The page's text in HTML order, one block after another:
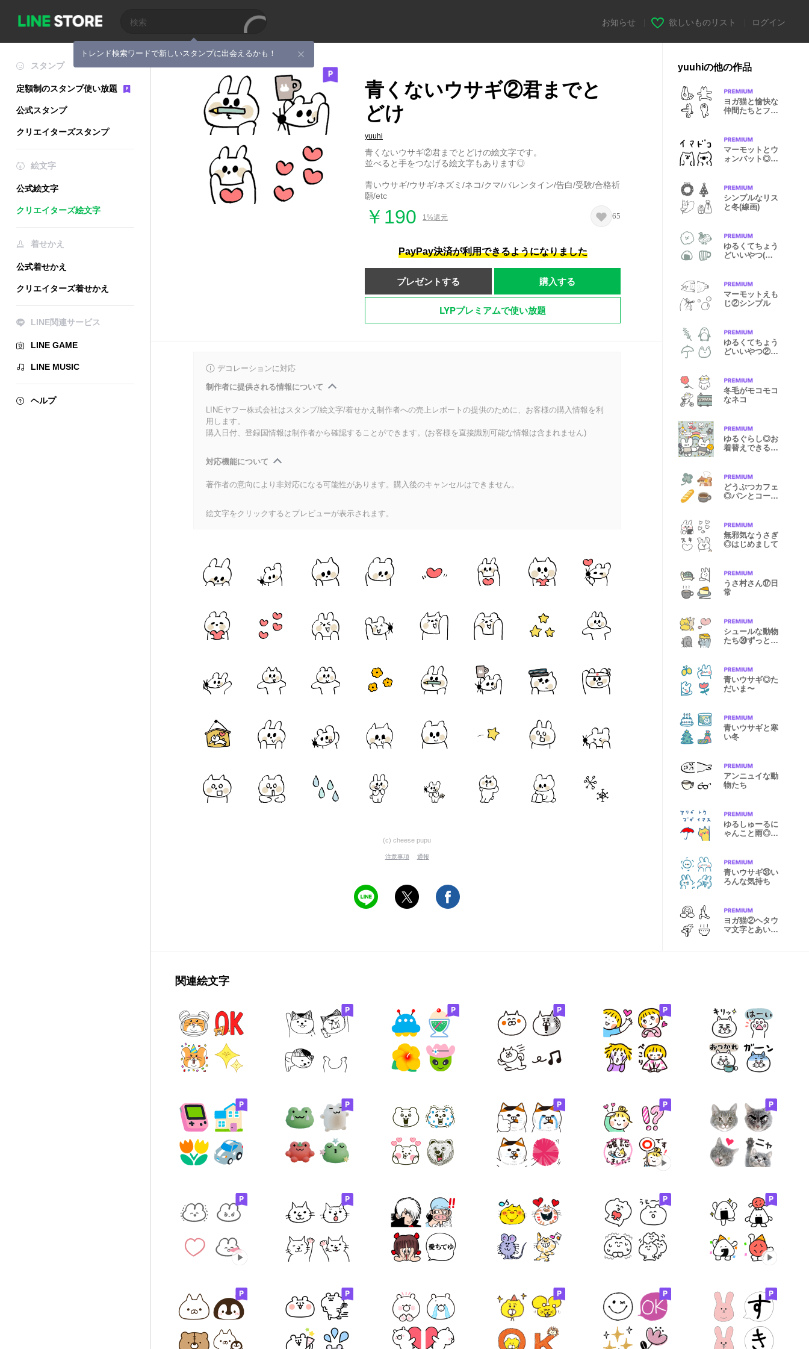
トレンド検索ワードで新しいスタンプに出会えるかも！
お知らせ 欲しいものリスト ログイン
スタンプ
定額制のスタンプ使い放題
公式スタンプ
クリエイターズスタンプ
絵文字
公式絵文字
クリエイターズ絵文字
着せかえ
公式着せかえ
クリエイターズ着せかえ
LINE関連サービス
LINE GAME
LINE MUSIC
ヘルプ
青くないウサギ②君までと
どけ
yuuhi
青くないウサギ②君までとどけの絵文字です。
並べると手をつなげる絵文字もあります◎
青いウサギ/ウサギ/ネズミ/ネコ/クマ/バレンタイン/告白/受験/合格祈
願/etc
￥190 1%還元 65
PayPay決済が利用できるようになりました
プレゼントする 購入する
LYPプレミアムで使い放題
デコレーションに対応
制作者に提供される情報について
LINEヤフー株式会社はスタンプ/絵文字/着せかえ制作者への売上レポートの提供のために、お客様の購入情報を利
用します。
購入日付、登録国情報は制作者から確認することができます。(お客様を直接識別可能な情報は含まれません)
対応機能について
著作者の意向により非対応になる可能性があります。購入後のキャンセルはできません。
絵文字をクリックするとプレビューが表示されます。
(c) cheese pupu
注意事項 通報
yuuhiの他の作品
ヨガ猫と愉快な
仲間たちとフィ
マーモットとウ
ォンバット◎待
シンプルなリス
と冬(線画)
ゆるくてちょう
どいいやつ(線
マーモットえも
じ②シンプル
ゆるくてちょう
どいいやつ②動
冬毛がモコモコ
なネコ
ゆるぐらし◎お
着替えできるう
どうぶつカフェ
◎パンとコーヒ
無邪気なうさぎ
◎はじめまして
うさ村さん⑰日
常
シュールな動物
たち⑳ずっとい
青いウサギ◎た
だいま〜
青いウサギと寒
い冬
アンニュイな動
物たち
ゆるしゅーるに
ゃんこと雨◎つ
青いウサギ㉛い
ろんな気持ち
ヨガ猫②ヘタウ
マ文字とあいさ
関連絵文字